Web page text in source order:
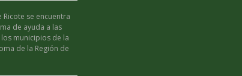
Ricote se encuentra
de ayuda a las
municipios de la
de la Región de